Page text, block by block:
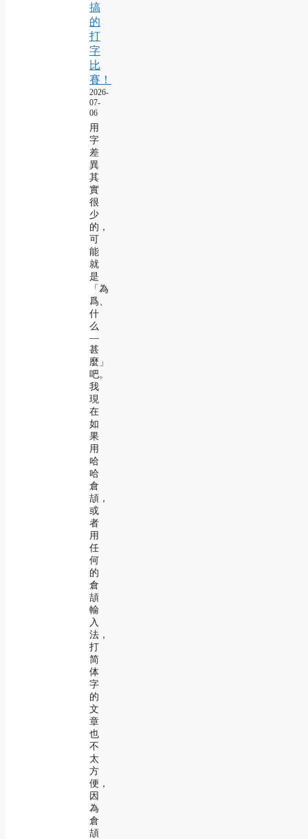
搞
的
打
字
比
賽！
2026-
07-
06
用
字
差
異
其
實
很
少
的，
可
能
就
是
「為
爲、
什
么
―
甚
麼」
吧。
我
現
在
如
果
用
哈
哈
倉
頡，
或
者
用
任
何
的
倉
頡
輸
入
法，
打
简
体
字
的
文
章
也
不
太
方
便，
因
為
倉
頡